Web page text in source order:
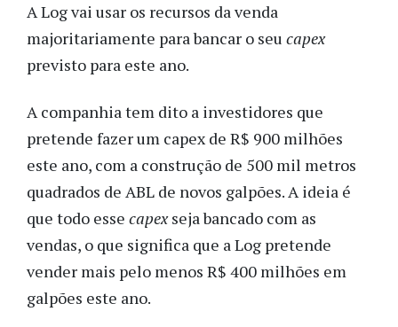
A Log vai usar os recursos da venda
majoritariamente para bancar o seu capex
previsto para este ano.
A companhia tem dito a investidores que
pretende fazer um capex de R$ 900 milhões
este ano, com a construção de 500 mil metros
quadrados de ABL de novos galpões. A ideia é
que todo esse capexseja bancado com as
vendas, o que significa que a Log pretende
vender mais pelo menos R$ 400 milhões em
galpões este ano.